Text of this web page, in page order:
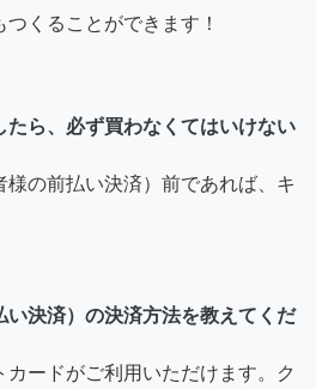
くることができます！
たら、必ず買わなくてはいけない
の前払い決済）前であれば、キ
い決済）の決済方法を教えてくだ
ードがご利用いただけます。ク